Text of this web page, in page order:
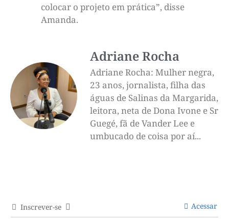
colocar o projeto em prática”, disse
Amanda.
Adriane Rocha
Adriane Rocha: Mulher negra,
23 anos, jornalista, filha das
águas de Salinas da Margarida,
leitora, neta de Dona Ivone e Sr
Guegé, fã de Vander Lee e
umbucado de coisa por aí...
Inscrever-se Acessar